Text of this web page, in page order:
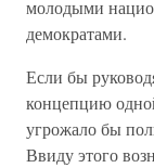
молодыми
демократами.
Если бы
концепцию
угрожало бы
Ввиду этого